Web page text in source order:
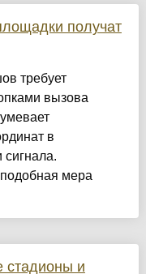
получат
требует
вызова
в
сигнала.
мера
стадионы и